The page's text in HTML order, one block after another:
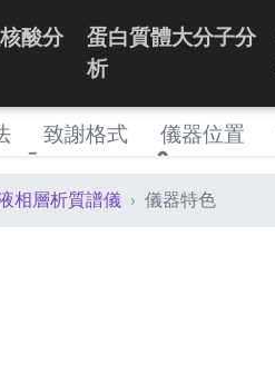
酸分
蛋白質體大分子分
析
致謝格式 儀器位置
相層析質譜儀 儀器特色